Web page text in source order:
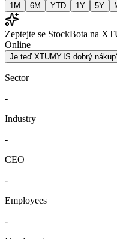
1M 6M YTD 1Y 5Y
Zeptejte se StockBota na
Online
Je teď XTUMY.IS dobrý
Sector
-
Industry
-
CEO
-
Employees
-